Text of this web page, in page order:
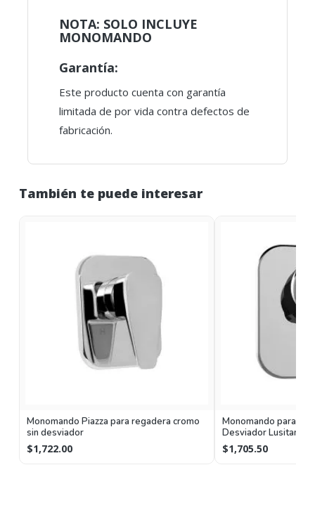
NOTA: SOLO INCLUYE
MONOMANDO
Garantía:
Este producto cuenta con garantía
limitada de por vida contra defectos de
fabricación.
También te puede interesar
Monomando Piazza para regadera cromo
sin desviador
$1,722.00
Monomando para
Desviador Lusitania
Helvex
$1,705.50